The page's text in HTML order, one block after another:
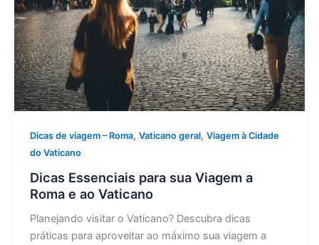
Dicas de viagem – Roma, Vaticano geral, Viagem à Cidade
do Vaticano
Dicas Essenciais para sua Viagem a
Roma e ao Vaticano
Planejando visitar o Vaticano? Descubra dicas
práticas para aproveitar ao máximo sua viagem a